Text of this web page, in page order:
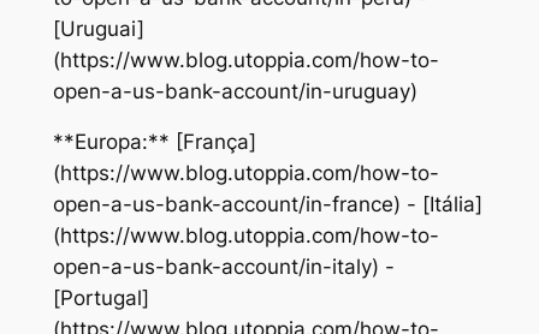
[Uruguai]
(https://www.blog.utoppia.com/how-to-
open-a-us-bank-account/in-uruguay)
**Europa:** [França]
(https://www.blog.utoppia.com/how-to-
open-a-us-bank-account/in-france) - [Itália]
(https://www.blog.utoppia.com/how-to-
open-a-us-bank-account/in-italy) -
[Portugal]